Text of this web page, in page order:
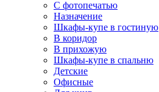
С фотопечатью
Назначение
Шкафы-купе в гостиную
В коридор
В прихожую
Шкафы-купе в спальню
Детские
Офисные